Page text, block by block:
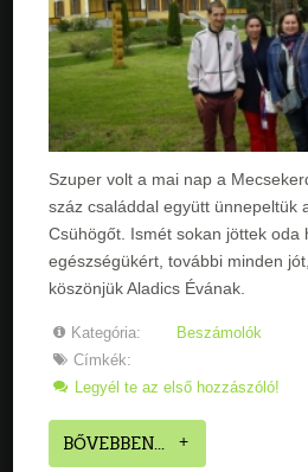
Szuper volt a mai nap a
száz családdal együtt ünnepeltük
Csühögőt. Ismét sokan jöttek oda
egészségükért, további minden
köszönjük Aladics Évának.
Kategória:
Beszámolók
Címkék:
Legyél te az első hozzászóló!
BŐVEBBEN...